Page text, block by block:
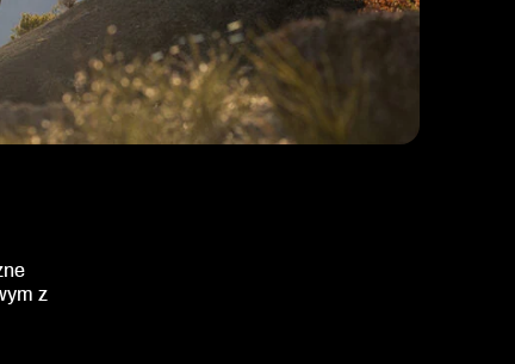
z